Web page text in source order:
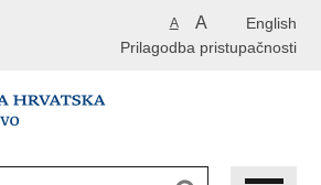
English
A A
Prilagodba pristupačnosti